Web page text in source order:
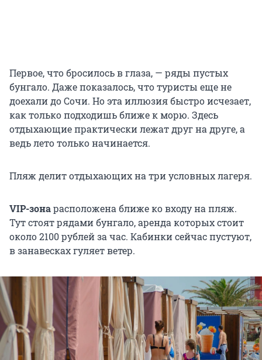
Первое, что бросилось в глаза, — ряды пустых
бунгало. Даже показалось, что туристы еще не
доехали до Сочи. Но эта иллюзия быстро исчезает,
как только подходишь ближе к морю. Здесь
отдыхающие практически лежат друг на друге, а
ведь лето только начинается.
Пляж делит отдыхающих на три условных лагеря.
VIP-зонарасположена ближе ко входу на пляж.
Тут стоят рядами бунгало, аренда которых стоит
около 2100 рублей за час. Кабинки сейчас пустуют,
в занавесках гуляет ветер.